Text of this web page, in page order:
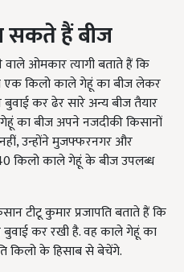
सकते हैं बीज
ओमकार त्यागी बताते हैं कि
एक किलो काले गेहूं का बीज लेकर
कर ढेर सारे अन्य बीज तैयार
बीज अपने नजदीकी किसानों
उन्होंने मुजफ्फरनगर और
किलो काले गेहूं के बीज उपलब्ध
टीटू कुमार प्रजापति बताते हैं कि
बुवाई कर रखी है. वह काले गेहूं का
किलो के हिसाब से बेचेंगे.